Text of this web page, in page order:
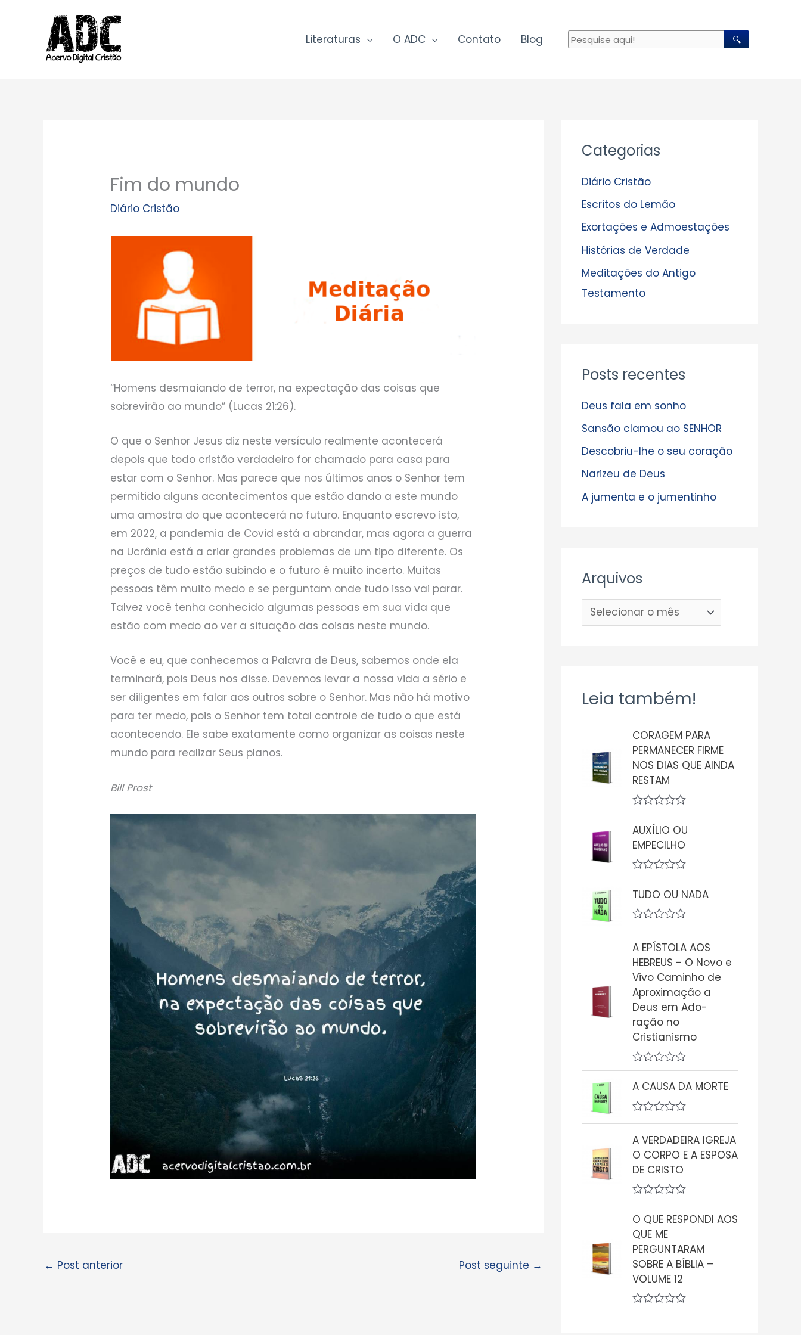
conteúdo
Literaturas O ADC Contato Blog 🔍
Fim do mundo
Diário Cristão
“Homens desmaiando de terror, na expectação das coisas que
sobrevirão ao mundo” (Lucas 21:26).
O que o Senhor Jesus diz neste versículo realmente acontecerá
depois que todo cristão verdadeiro for chamado para casa para
estar com o Senhor. Mas parece que nos últimos anos o Senhor tem
permitido alguns acontecimentos que estão dando a este mundo
uma amostra do que acontecerá no futuro. Enquanto escrevo isto,
em 2022, a pandemia de Covid está a abrandar, mas agora a guerra
na Ucrânia está a criar grandes problemas de um tipo diferente. Os
preços de tudo estão subindo e o futuro é muito incerto. Muitas
pessoas têm muito medo e se perguntam onde tudo isso vai parar.
Talvez você tenha conhecido algumas pessoas em sua vida que
estão com medo ao ver a situação das coisas neste mundo.
Você e eu, que conhecemos a Palavra de Deus, sabemos onde ela
terminará, pois Deus nos disse. Devemos levar a nossa vida a sério e
ser diligentes em falar aos outros sobre o Senhor. Mas não há motivo
para ter medo, pois o Senhor tem total controle de tudo o que está
acontecendo. Ele sabe exatamente como organizar as coisas neste
mundo para realizar Seus planos.
Bill Prost
← Post anterior Post seguinte →
Categorias
Diário Cristão
Escritos do Lemão
Exortações e Admoestações
Histórias de Verdade
Meditações do Antigo
Testamento
Posts recentes
Deus fala em sonho
Sansão clamou ao SENHOR
Descobriu-lhe o seu coração
Narizeu de Deus
A jumenta e o jumentinho
Arquivos
r
u
i
v
o
s
Leia também!
CORAGEM PARA
PERMANECER FIRME
NOS DIAS QUE AINDA
RESTAM
A
v
a
l
a
ç
o
0
d
AUXÍLIO OU
EMPECILHO
A
v
a
l
i
a
ã
o
d
e
5
TUDO OU NADA
a
l
i
a
ç
o
0
e
5
A EPÍSTOLA AOS
HEBREUS - O Novo e
Vivo Caminho de
Aproximação a
Deus em Ado-
ração no
Cristianismo
A
v
a
i
a
ã
o
d
e
5
A CAUSA DA MORTE
A
a
l
i
a
ã
o
d
e
5
A VERDADEIRA IGREJA
O CORPO E A ESPOSA
DE CRISTO
A
v
a
l
i
a
ç
ã
o
0
d
O QUE RESPONDI AOS
QUE ME
PERGUNTARAM
SOBRE A BÍBLIA –
VOLUME 12